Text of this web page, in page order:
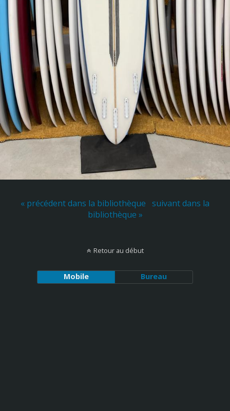
« précédent dans la bibliothèque suivant dans la
bibliothèque »
Retour au début
Mobile Bureau